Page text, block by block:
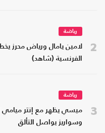
2
رياضة
لامين يامال ورياض محرز
الفرنسية (شاهد)
3
رياضة
ميسي يظهر مع إنتر ميامي
وسواريز يواصل التألق